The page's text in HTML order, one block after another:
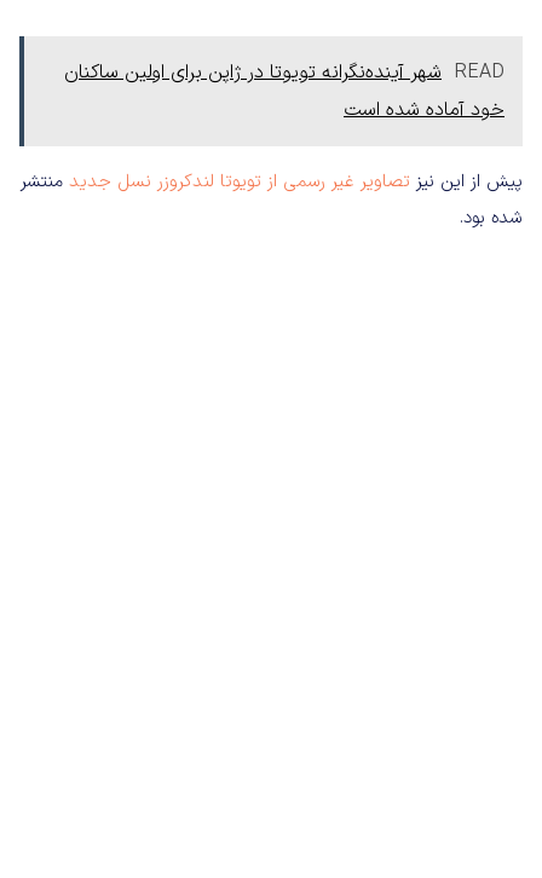
READ شهر آینده‌نگرانه تویوتا در ژاپن برای اولین ساکنان
خود آماده شده است
پیش از این نیز تصاویر غیر رسمی از تویوتا لندکروزر نسل جدید منتشر
شده بود.